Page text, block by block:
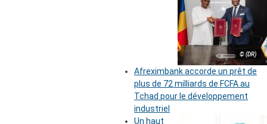
© (DR)
Afreximbank accorde un prêt de
plus de 72 milliards de FCFA au
Tchad pour le développement
industriel
Un haut